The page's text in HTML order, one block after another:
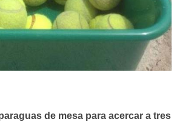
de mesa para acercar a tres